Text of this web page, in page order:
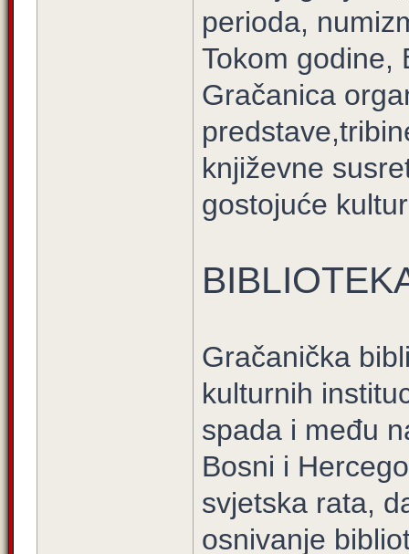
perioda,
Tokom godine,
Gračanica
književne
gostojuće
Gračanička
kulturnih
spada i među
Bosni i
svjetska rata,
osnivanje